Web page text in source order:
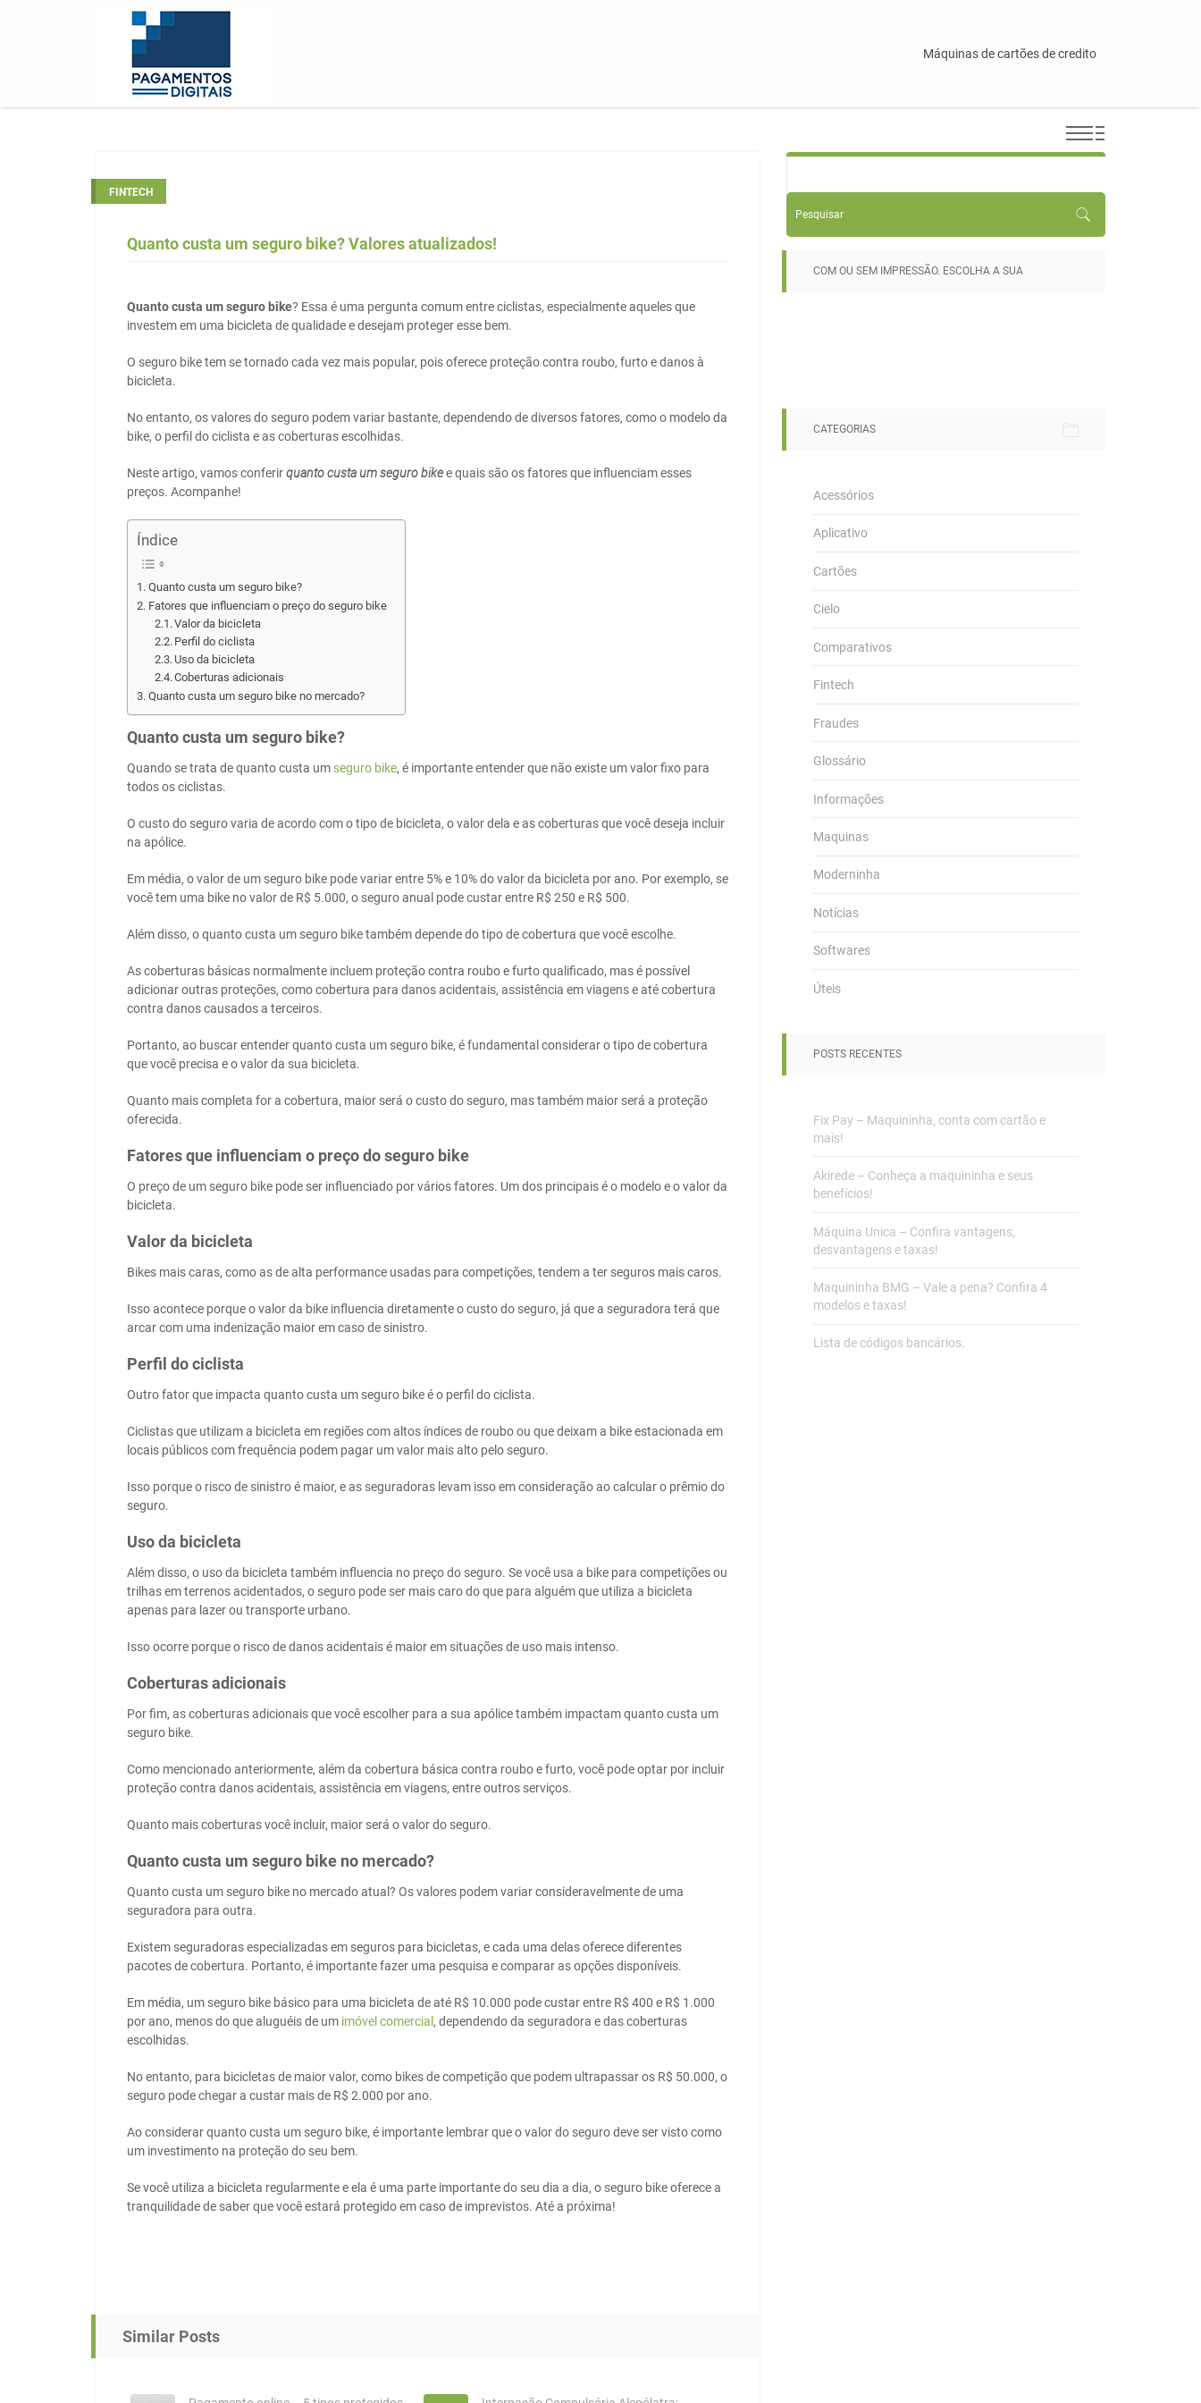
Máquinas de cartões de credito
FINTECH
Quanto custa um seguro bike? Valores atualizados!
Quanto custa um seguro bike? Essa é uma pergunta comum entre ciclistas, especialmente aqueles que
investem em uma bicicleta de qualidade e desejam proteger esse bem.
O seguro bike tem se tornado cada vez mais popular, pois oferece proteção contra roubo, furto e danos à
bicicleta.
No entanto, os valores do seguro podem variar bastante, dependendo de diversos fatores, como o modelo da
bike, o perfil do ciclista e as coberturas escolhidas.
Neste artigo, vamos conferirquanto custa um seguro bikee quais são os fatores que influenciam esses
preços. Acompanhe!
Índice
Quanto custa um seguro bike?
Fatores que influenciam o preço do seguro bike
Valor da bicicleta
Perfil do ciclista
Uso da bicicleta
Coberturas adicionais
Quanto custa um seguro bike no mercado?
Quanto custa um seguro bike?
Quando se trata de quanto custa um seguro bike, é importante entender que não existe um valor fixo para
todos os ciclistas.
O custo do seguro varia de acordo com o tipo de bicicleta, o valor dela e as coberturas que você deseja incluir
na apólice.
Em média, o valor de um seguro bike pode variar entre 5% e 10% do valor da bicicleta por ano. Por exemplo, se
você tem uma bike no valor de R$ 5.000, o seguro anual pode custar entre R$ 250 e R$ 500.
Além disso, o quanto custa um seguro bike também depende do tipo de cobertura que você escolhe.
As coberturas básicas normalmente incluem proteção contra roubo e furto qualificado, mas é possível
adicionar outras proteções, como cobertura para danos acidentais, assistência em viagens e até cobertura
contra danos causados a terceiros.
Portanto, ao buscar entender quanto custa um seguro bike, é fundamental considerar o tipo de cobertura
que você precisa e o valor da sua bicicleta.
Quanto mais completa for a cobertura, maior será o custo do seguro, mas também maior será a proteção
oferecida.
Fatores que influenciam o preço do seguro bike
O preço de um seguro bike pode ser influenciado por vários fatores. Um dos principais é o modelo e o valor da
bicicleta.
Valor da bicicleta
Bikes mais caras, como as de alta performance usadas para competições, tendem a ter seguros mais caros.
Isso acontece porque o valor da bike influencia diretamente o custo do seguro, já que a seguradora terá que
arcar com uma indenização maior em caso de sinistro.
Perfil do ciclista
Outro fator que impacta quanto custa um seguro bike é o perfil do ciclista.
Ciclistas que utilizam a bicicleta em regiões com altos índices de roubo ou que deixam a bike estacionada em
locais públicos com frequência podem pagar um valor mais alto pelo seguro.
Isso porque o risco de sinistro é maior, e as seguradoras levam isso em consideração ao calcular o prêmio do
seguro.
Uso da bicicleta
Além disso, o uso da bicicleta também influencia no preço do seguro. Se você usa a bike para competições ou
trilhas em terrenos acidentados, o seguro pode ser mais caro do que para alguém que utiliza a bicicleta
apenas para lazer ou transporte urbano.
Isso ocorre porque o risco de danos acidentais é maior em situações de uso mais intenso.
Coberturas adicionais
Por fim, as coberturas adicionais que você escolher para a sua apólice também impactam quanto custa um
seguro bike.
Como mencionado anteriormente, além da cobertura básica contra roubo e furto, você pode optar por incluir
proteção contra danos acidentais, assistência em viagens, entre outros serviços.
Quanto mais coberturas você incluir, maior será o valor do seguro.
Quanto custa um seguro bike no mercado?
Quanto custa um seguro bike no mercado atual? Os valores podem variar consideravelmente de uma
seguradora para outra.
Existem seguradoras especializadas em seguros para bicicletas, e cada uma delas oferece diferentes
pacotes de cobertura. Portanto, é importante fazer uma pesquisa e comparar as opções disponíveis.
Em média, um seguro bike básico para uma bicicleta de até R$ 10.000 pode custar entre R$ 400 e R$ 1.000
por ano, menos do que aluguéis de um imóvel comercial , dependendo da seguradora e das coberturas
escolhidas.
No entanto, para bicicletas de maior valor, como bikes de competição que podem ultrapassar os R$ 50.000, o
seguro pode chegar a custar mais de R$ 2.000 por ano.
Ao considerar quanto custa um seguro bike, é importante lembrar que o valor do seguro deve ser visto como
um investimento na proteção do seu bem.
Se você utiliza a bicicleta regularmente e ela é uma parte importante do seu dia a dia, o seguro bike oferece a
tranquilidade de saber que você estará protegido em caso de imprevistos. Até a próxima!
Similar Posts
COM OU SEM IMPRESSÃO. ESCOLHA A SUA
CATEGORIAS
Acessórios
Aplicativo
Cartões
Cielo
Comparativos
Fintech
Fraudes
Glossário
Informações
Maquinas
Moderninha
Notícias
Softwares
Úteis
POSTS RECENTES
Fix Pay – Maquininha, conta com cartão e
mais!
Akirede – Conheça a maquininha e seus
benefícios!
Máquina Unica – Confira vantagens,
desvantagens e taxas!
Maquininha BMG – Vale a pena? Confira 4
modelos e taxas!
Lista de códigos bancários.